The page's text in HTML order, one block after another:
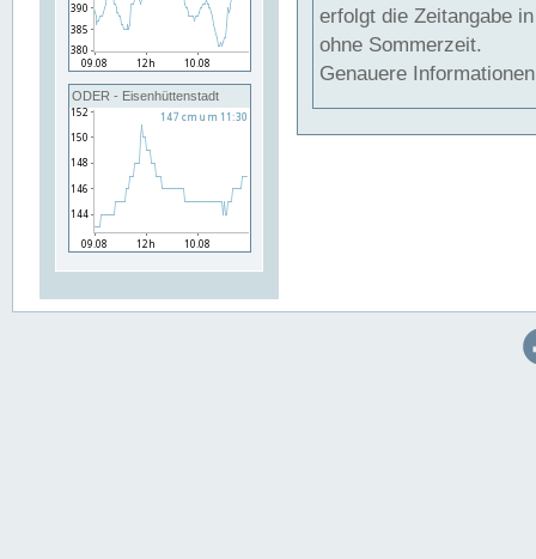
ODER - Eisenhüttenstadt
erfolgt die Zeitangabe
ohne Sommerzeit.
Genauere